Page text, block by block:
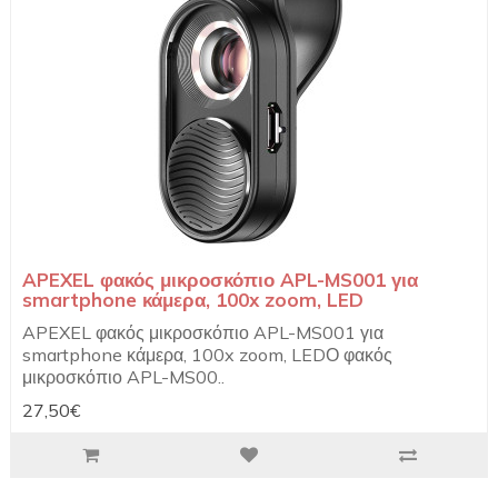
APEXEL φακός μικροσκόπιο APL-MS001 για
smartphone κάμερα, 100x zoom, LED
APEXEL φακός μικροσκόπιο APL-MS001 για
smartphone κάμερα, 100x zoom, LEDΟ φακός
μικροσκόπιο APL-MS00..
27,50€